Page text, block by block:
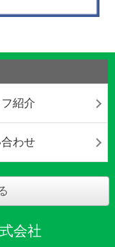
紹介
わせ
会社